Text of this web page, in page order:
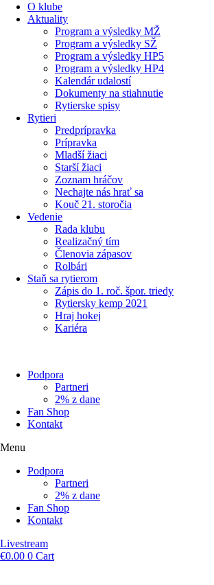
O klube
Aktuality
Program a výsledky MŽ
Program a výsledky SŽ
Program a výsledky HP5
Program a výsledky HP4
Kalendár udalostí
Dokumenty na stiahnutie
Rytierske spisy
Rytieri
Predprípravka
Prípravka
Mladší žiaci
Starší žiaci
Zoznam hráčov
Nechajte nás hrať sa
Kouč 21. storočia
Vedenie
Rada klubu
Realizačný tím
Členovia zápasov
Rolbári
Staň sa rytierom
Zápis do 1. roč. špor. triedy
Rytiersky kemp 2021
Hraj hokej
Kariéra
Podpora
Partneri
2% z dane
Fan Shop
Kontakt
Menu
Podpora
Partneri
2% z dane
Fan Shop
Kontakt
Livestream
€0.00 0 Cart